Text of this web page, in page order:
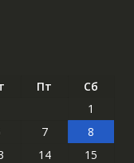
Пт
Сб
1
7
8
14
15